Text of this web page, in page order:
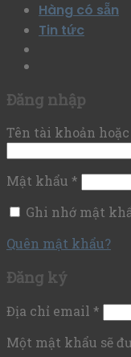
Hàng có sẵn
Tin tức
Đăng nhập
Tên tài khoản
Mật khẩu *
Ghi nhớ mật
Quên mật khẩu?
Đăng ký
Địa chỉ email *
Một mật khẩu sẽ